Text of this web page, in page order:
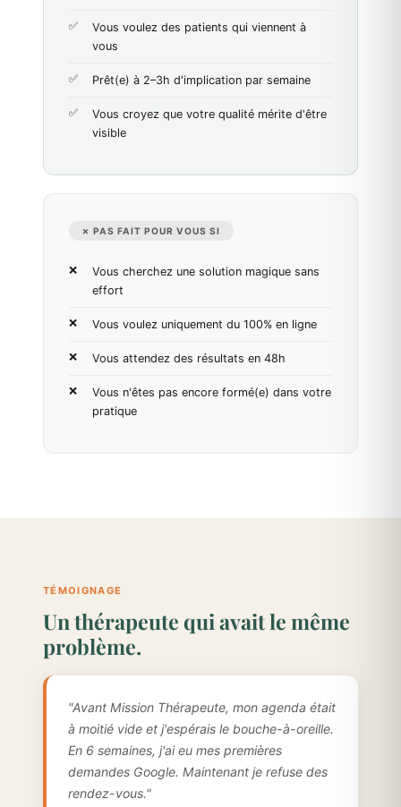
Vous voulez des patients qui viennent à
vous
Prêt(e) à 2–3h d'implication par semaine
Vous croyez que votre qualité mérite d'être
visible
✗ PAS FAIT POUR VOUS SI
Vous cherchez une solution magique sans
effort
Vous voulez uniquement du 100% en ligne
Vous attendez des résultats en 48h
Vous n'êtes pas encore formé(e) dans votre
pratique
TÉMOIGNAGE
Un thérapeute qui avait le même
problème.
"Avant Mission Thérapeute, mon agenda était
à moitié vide et j'espérais le bouche-à-oreille.
En 6 semaines, j'ai eu mes premières
demandes Google. Maintenant je refuse des
rendez-vous."